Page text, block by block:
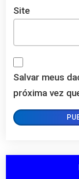
Site
Salvar meus
próxima vez